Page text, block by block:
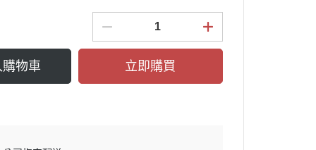
機耗材
BOSCH乾衣機
LG樂金乾衣機
Mabe美寶乾衣機
購物車 立即購買